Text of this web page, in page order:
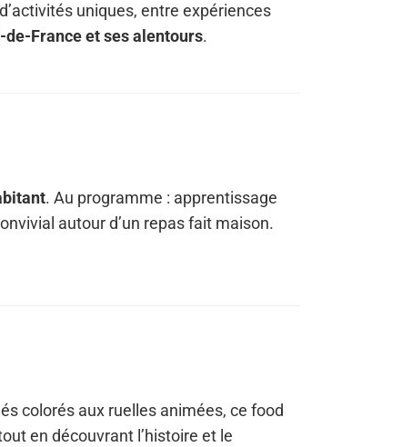
uniques, entre expériences
de-France et ses alentours.
. Au programme : apprentissage
autour d’un repas fait maison.
colorés aux ruelles animées, ce food
en découvrant l’histoire et le